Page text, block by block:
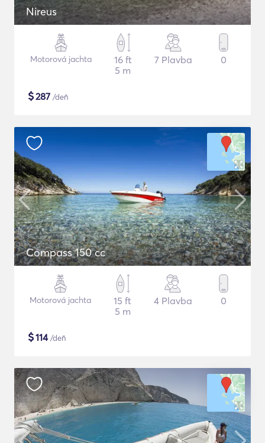
Nireus
Motorová jachta
16 ft
5 m
7 Plavba 0
$287 /deň
Compass 150 cc
Motorová jachta
15 ft
5 m
4 Plavba 0
$114/deň